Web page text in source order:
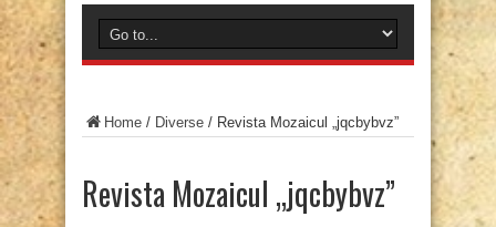
Home / Diverse / Revista Mozaicul „jqcbybvz”
Revista Mozaicul „jqcbybvz”